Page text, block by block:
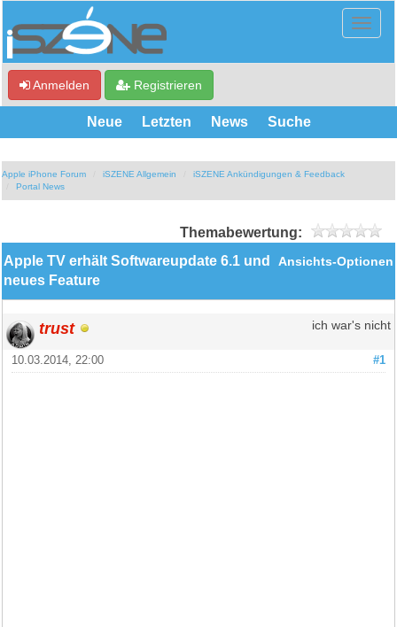
Anmelden Registrieren
Neue Letzten News Suche
Apple iPhone Forum iSZENE Allgemein
iSZENE Ankündigungen & Feedback
Portal News
Themabewertung:
Ansichts-Optionen
Apple TV erhält Softwareupdate 6.1 und
neues Feature
trust ich war's nicht
#1
10.03.2014, 22:00